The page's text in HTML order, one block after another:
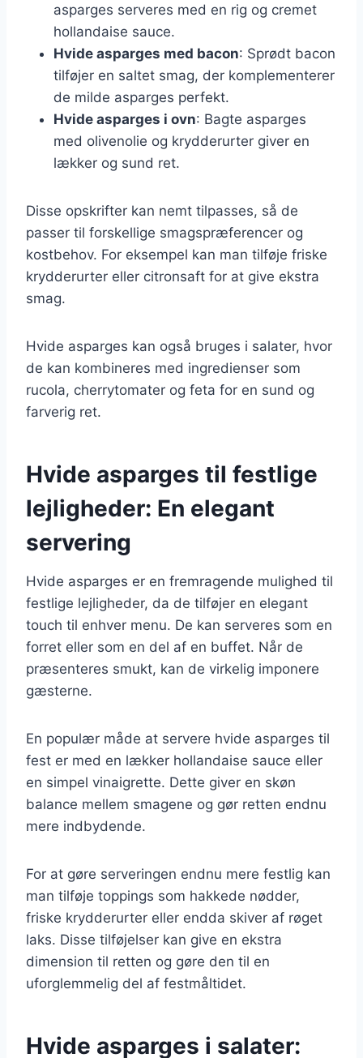
asparges serveres med en rig og cremet
hollandaise sauce.
Hvide asparges med bacon: Sprødt bacon
tilføjer en saltet smag, der komplementerer
de milde asparges perfekt.
Hvide asparges i ovn: Bagte asparges
med olivenolie og krydderurter giver en
lækker og sund ret.
Disse opskrifter kan nemt tilpasses, så de
passer til forskellige smagspræferencer og
kostbehov. For eksempel kan man tilføje friske
krydderurter eller citronsaft for at give ekstra
smag.
Hvide asparges kan også bruges i salater, hvor
de kan kombineres med ingredienser som
rucola, cherrytomater og feta for en sund og
farverig ret.
Hvide asparges til festlige
lejligheder: En elegant
servering
Hvide asparges er en fremragende mulighed til
festlige lejligheder, da de tilføjer en elegant
touch til enhver menu. De kan serveres som en
forret eller som en del af en buffet. Når de
præsenteres smukt, kan de virkelig imponere
gæsterne.
En populær måde at servere hvide asparges til
fest er med en lækker hollandaise sauce eller
en simpel vinaigrette. Dette giver en skøn
balance mellem smagene og gør retten endnu
mere indbydende.
For at gøre serveringen endnu mere festlig kan
man tilføje toppings som hakkede nødder,
friske krydderurter eller endda skiver af røget
laks. Disse tilføjelser kan give en ekstra
dimension til retten og gøre den til en
uforglemmelig del af festmåltidet.
Hvide asparges i salater: